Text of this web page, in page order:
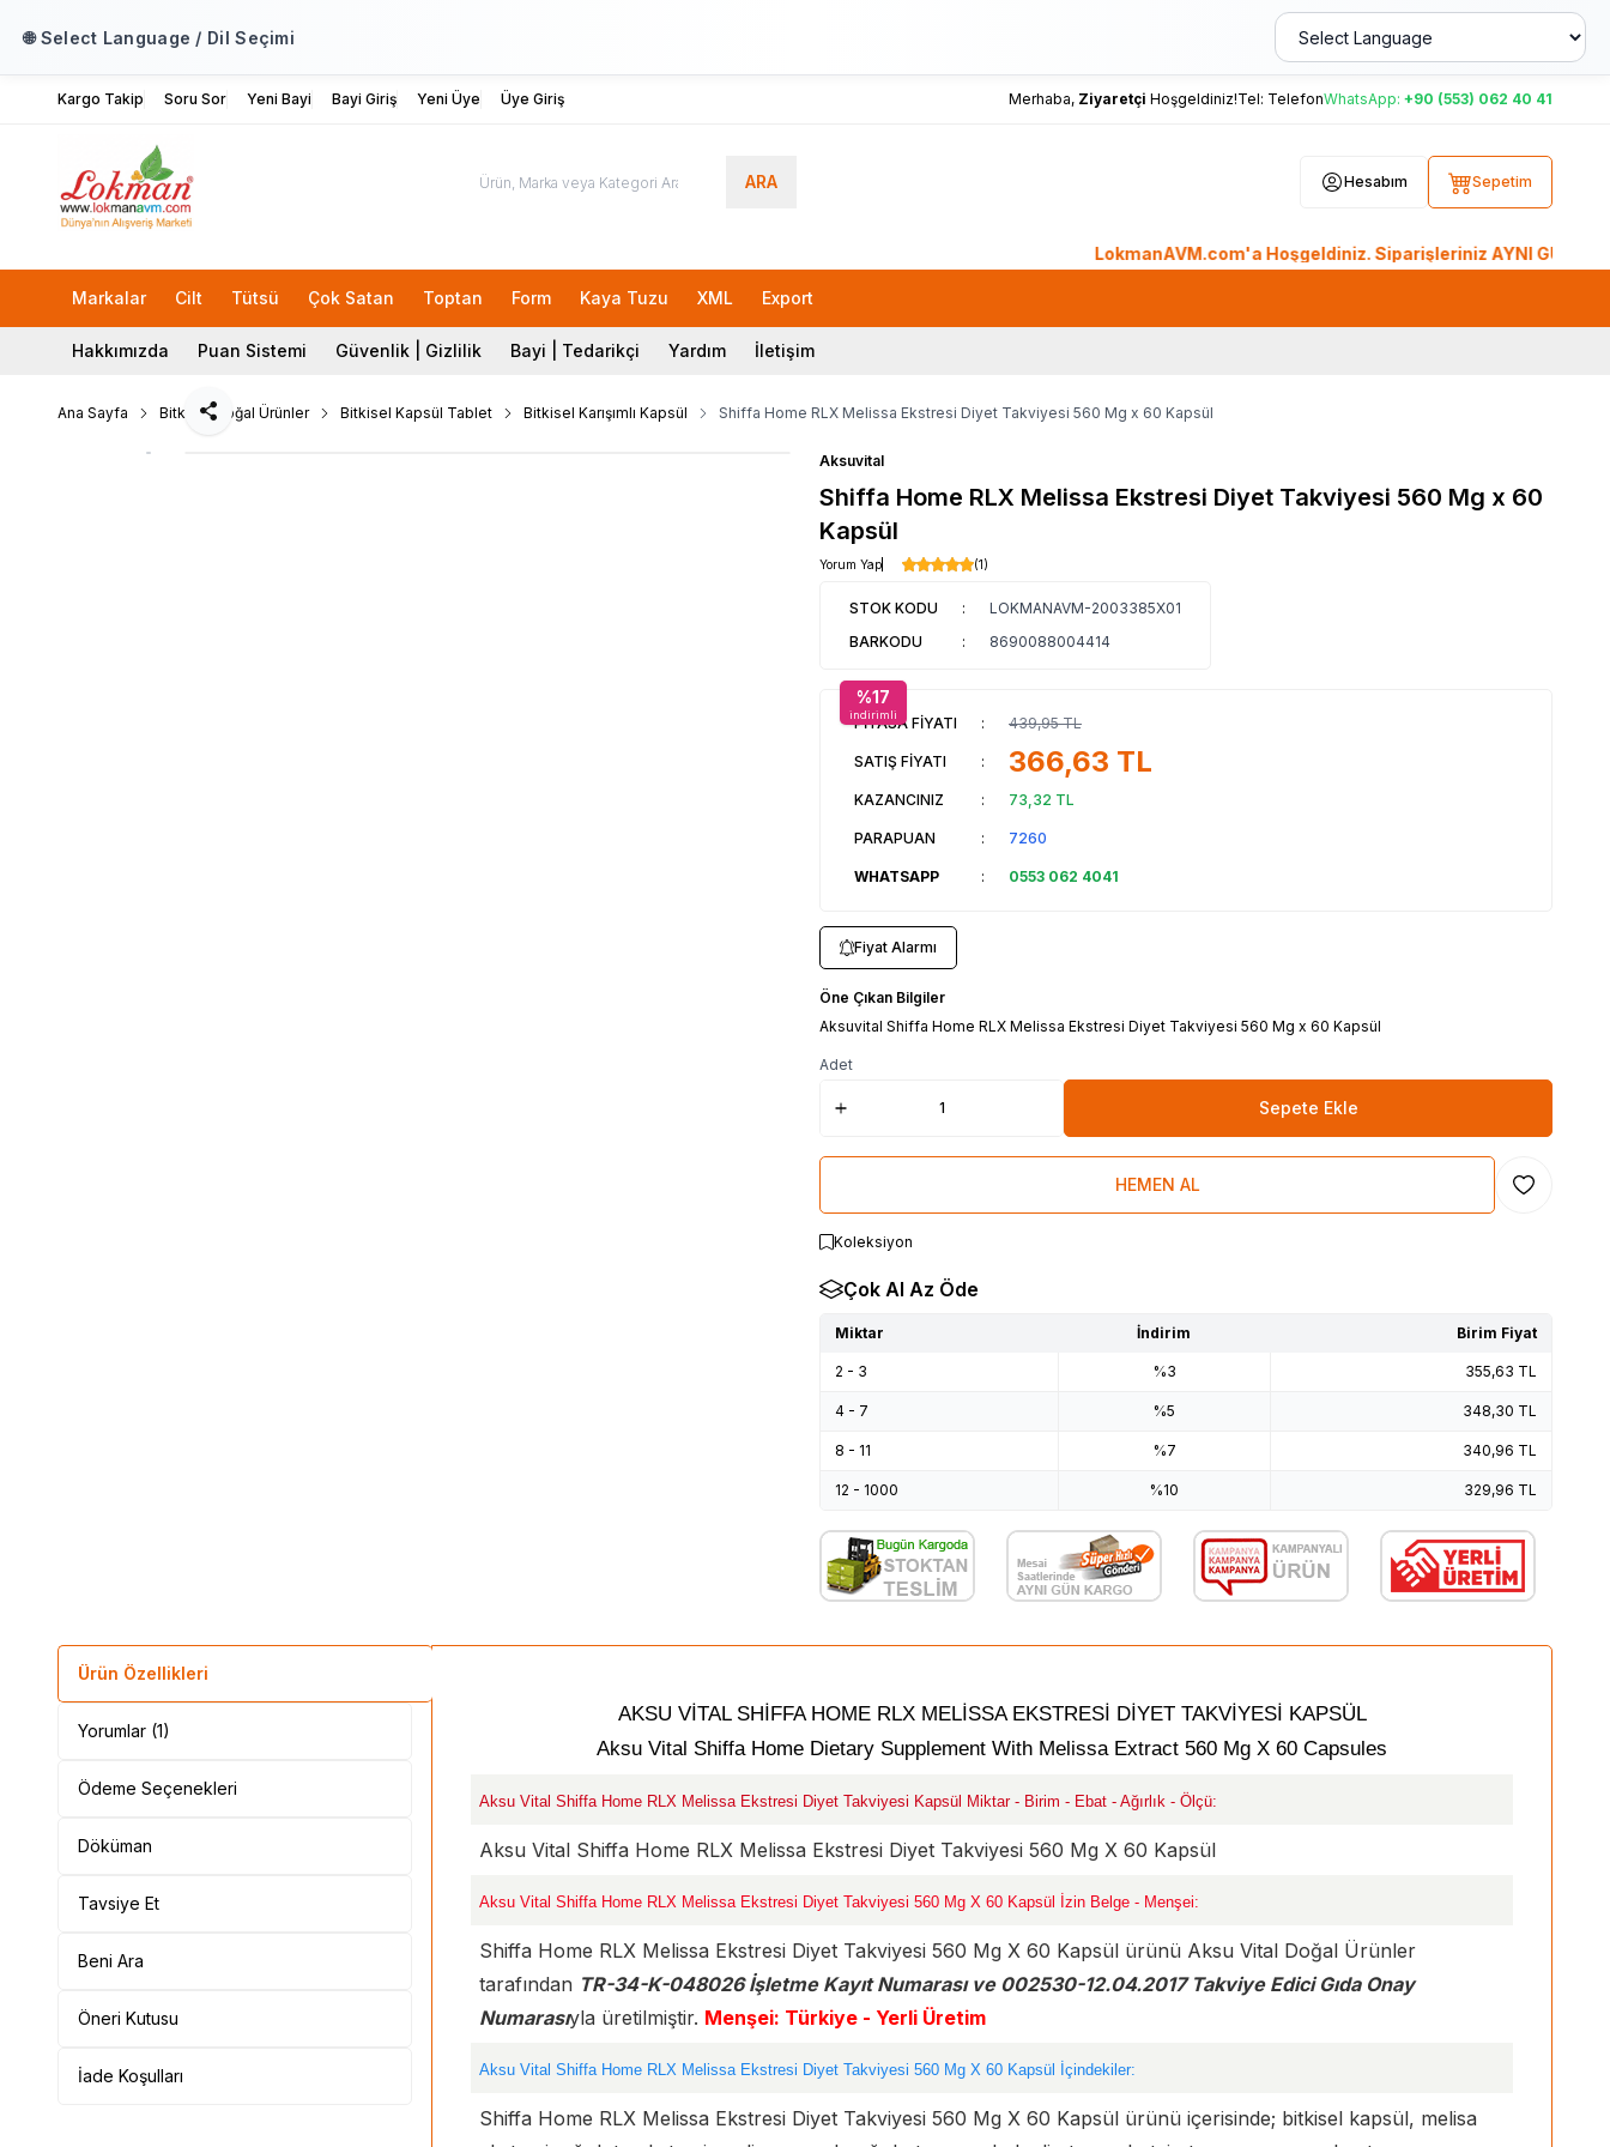
🌐 Select Language / Dil Seçimi
Kargo Takip Soru Sor Yeni Bayi Bayi Giriş Yeni Üye Üye Giriş Merhaba, Ziyaretçi Hoşgeldiniz!Tel: TelefonWhatsApp: +90 (553) 062 40 41
ARA Hesabım Sepetim
LokmanAVM.com'a Hoşgeldiniz. Siparişleriniz AYNI GÜN
Markalar Cilt Tütsü Çok Satan Toptan Form Kaya Tuzu XML Export
Hakkımızda Puan Sistemi Güvenlik | Gizlilik Bayi | Tedarikçi Yardım İletişim
Ana Sayfa Bitkisel Doğal Ürünler Bitkisel Kapsül Tablet Bitkisel Karışımlı Kapsül Shiffa Home RLX Melissa Ekstresi Diyet Takviyesi 560 Mg x 60 Kapsül
Paylaş
Aksuvital
Shiffa Home RLX Melissa Ekstresi Diyet Takviyesi 560 Mg x 60
Kapsül
Yorum Yap (1)
STOK KODU :
LOKMANAVM-2003385X01
BARKODU
: 8690088004414
%17
indirimli
PİYASA FİYATI : 439,95TL
SATIŞ FİYATI : 366,63 TL
KAZANCINIZ : 73,32 TL
PARAPUAN : 7260
WHATSAPP : 0553 062 4041
Fiyat Alarmı
Öne Çıkan Bilgiler
Aksuvital Shiffa Home RLX Melissa Ekstresi Diyet Takviyesi 560 Mg x 60 Kapsül
Adet
Sepete Ekle
HEMEN AL Favoriye
Koleksiyon
Çok Al Az Öde
Miktar İndirim Birim Fiyat
2 - 3 %3 355,63 TL
4 - 7 %5 348,30 TL
8 - 11 %7 340,96 TL
12 - 1000 %10 329,96 TL
Ürün Özellikleri
Yorumlar (1)
Ödeme Seçenekleri
Döküman
Tavsiye Et
Beni Ara
Öneri Kutusu
İade Koşulları
AKSU VİTAL SHİFFA HOME RLX MELİSSA EKSTRESİ DİYET TAKVİYESİ KAPSÜL
Aksu Vital Shiffa Home Dietary Supplement With Melissa Extract 560 Mg X 60 Capsules
Aksu Vital Shiffa Home RLX Melissa Ekstresi Diyet Takviyesi Kapsül Miktar - Birim - Ebat - Ağırlık - Ölçü:
Aksu Vital Shiffa Home RLX Melissa Ekstresi Diyet Takviyesi 560 Mg X 60 Kapsül
Aksu Vital Shiffa Home RLX Melissa Ekstresi Diyet Takviyesi 560 Mg X 60 Kapsül İzin Belge - Menşei:
Shiffa Home RLX Melissa Ekstresi Diyet Takviyesi 560 Mg X 60 Kapsül ürünü Aksu Vital Doğal Ürünler
tarafından TR-34-K-048026 İşletme Kayıt Numarası ve 002530-12.04.2017 Takviye Edici Gıda Onay
Numarasıyla üretilmiştir. Menşei: Türkiye - Yerli Üretim
Aksu Vital Shiffa Home RLX Melissa Ekstresi Diyet Takviyesi 560 Mg X 60 Kapsül İçindekiler:
Shiffa Home RLX Melissa Ekstresi Diyet Takviyesi 560 Mg X 60 Kapsül ürünü içerisinde; bitkisel kapsül, melisa